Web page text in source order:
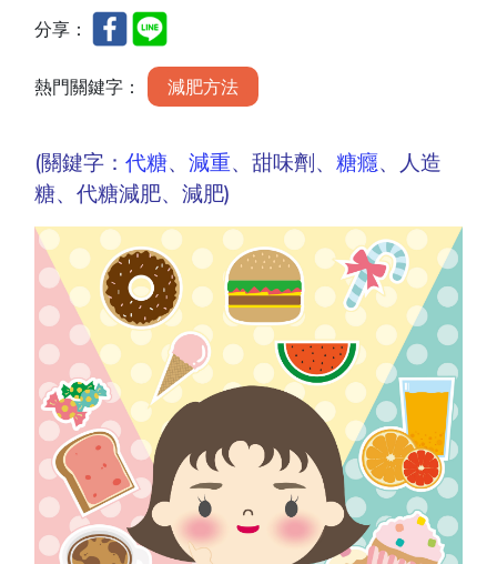
分享：
熱門關鍵字： 減肥方法
(關鍵字：代糖、減重、甜味劑、糖癮、人造
糖、代糖減肥、減肥)